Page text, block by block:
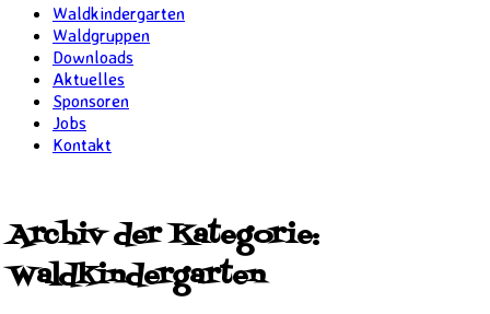
Waldkindergarten
Waldgruppen
Downloads
Aktuelles
Sponsoren
Jobs
Kontakt
Archiv der Kategorie:
Waldkindergarten